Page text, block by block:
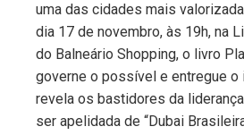
uma das cidades mais
dia 17 de novembro, às 19h, na
do Balneário Shopping, o livro
governe o possível e entregue o
revela os bastidores da
ser apelidada de “Dubai